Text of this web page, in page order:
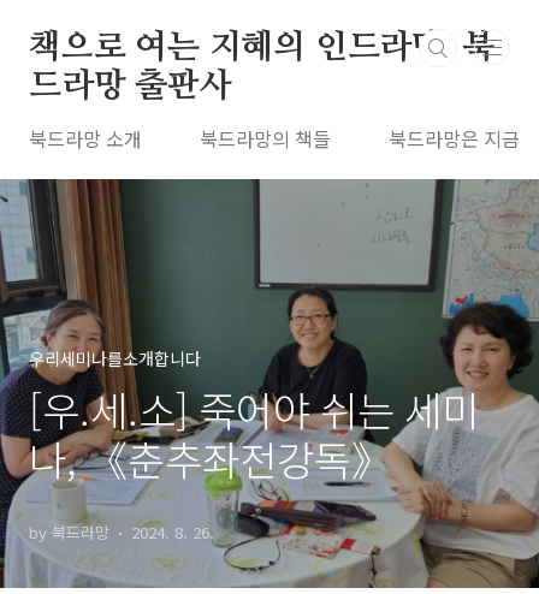
책으로 여는 지혜의 인드라망, 북
드라망 출판사
북드라망 소개 북드라망의 책들 북드라망은 지금
우리세미나를소개합니다
[우.세.소] 죽어야 쉬는 세미
나, 《춘추좌전강독》
by 북드라망 2024. 8. 26.